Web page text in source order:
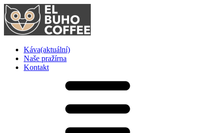
Káva(aktuální)
Naše pražírna
Kontakt